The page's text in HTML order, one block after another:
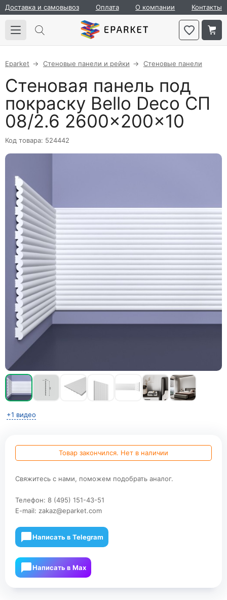
Доставка и самовывоз Оплата О компании Контакты
Eparket Стеновые панели и рейки Стеновые панели
Стеновая панель под
покраску Bello Deco СП
08/2.6 2600×200×10
Код товара: 524442
+1 видео
Товар закончился. Нет в наличии
Свяжитесь с нами, поможем подобрать аналог.
Телефон: 8 (495) 151-43-51
E-mail: zakaz@eparket.com
Написать в Telegram
Написать в Мах